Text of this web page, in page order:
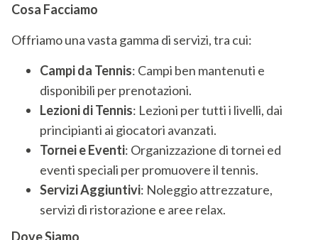
Cosa Facciamo
Offriamo una vasta gamma di servizi, tra cui:
Campi da Tennis: Campi ben mantenuti e
disponibili per prenotazioni.
Lezioni di Tennis: Lezioni per tutti i livelli, dai
principianti ai giocatori avanzati.
Tornei e Eventi: Organizzazione di tornei ed
eventi speciali per promuovere il tennis.
Servizi Aggiuntivi: Noleggio attrezzature,
servizi di ristorazione e aree relax.
Dove Siamo